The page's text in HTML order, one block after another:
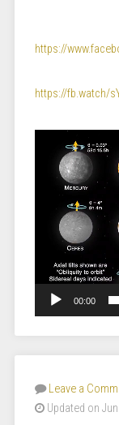
https://
https://fb.watch/
Player
00:00
Leave a
Updated on